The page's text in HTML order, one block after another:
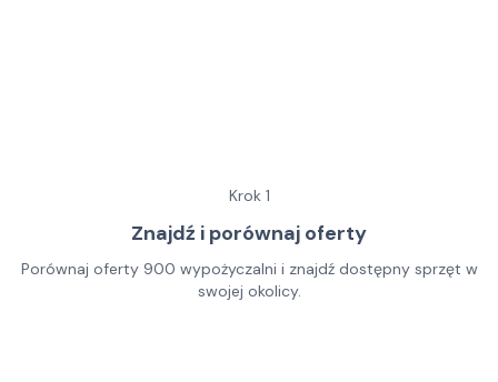
Krok 1
Znajdź i porównaj oferty
Porównaj oferty 900 wypożyczalni i znajdź dostępny sprzęt w
swojej okolicy.